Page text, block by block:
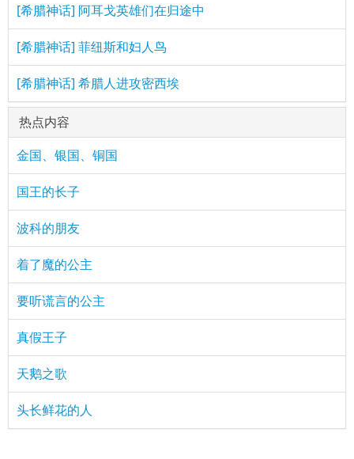
[希腊神话] 阿耳戈英雄们在归途中
[希腊神话] 菲纽斯和妇人鸟
[希腊神话] 希腊人进攻密西埃
热点内容
金国、银国、铜国
国王的长子
波科的朋友
着了魔的公主
要听谎言的公主
真假王子
天鹅之歌
头长鲜花的人